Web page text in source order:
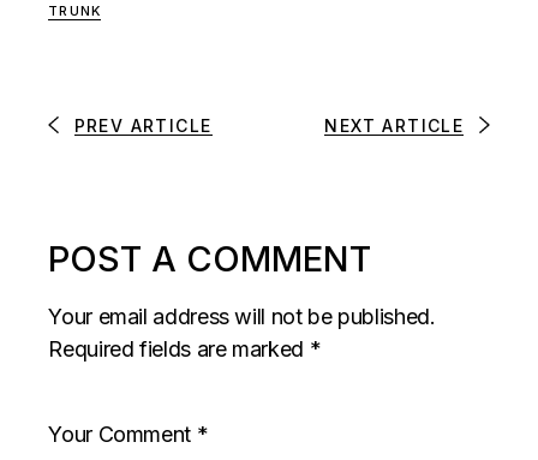
TRUNK
PREV ARTICLE NEXT ARTICLE
POST A COMMENT
Your email address will not be published.
Required fields are marked *